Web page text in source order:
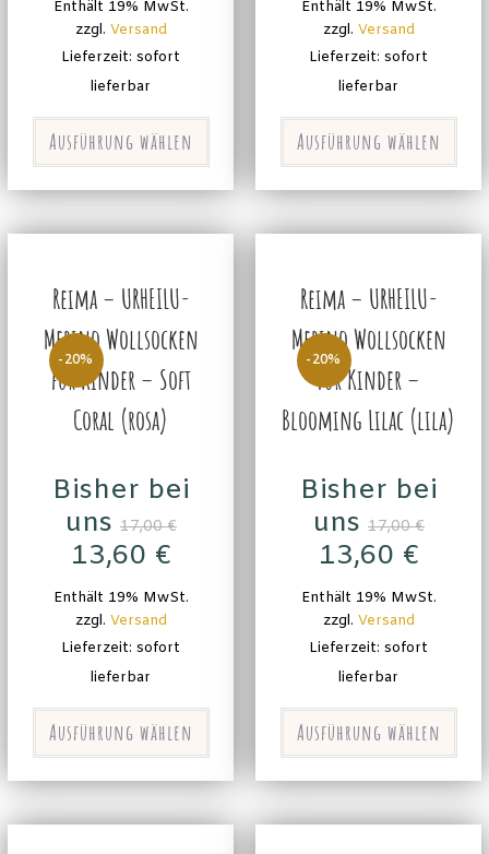
Enthält 19% MwSt.
zzgl. Versand
Lieferzeit: sofort
lieferbar
Ausführung wählen
Enthält 19% MwSt.
zzgl. Versand
Lieferzeit: sofort
lieferbar
Ausführung wählen
-20%
Reima – URHEILU-
Merino Wollsocken
für Kinder – Soft
Coral (rosa)
Bisher bei
uns 17,00€
13,60 €
Enthält 19% MwSt.
zzgl. Versand
Lieferzeit: sofort
lieferbar
Ausführung wählen
-20%
Reima – URHEILU-
Merino Wollsocken
für Kinder –
Blooming Lilac (lila)
Bisher bei
uns 17,00€
13,60 €
Enthält 19% MwSt.
zzgl. Versand
Lieferzeit: sofort
lieferbar
Ausführung wählen